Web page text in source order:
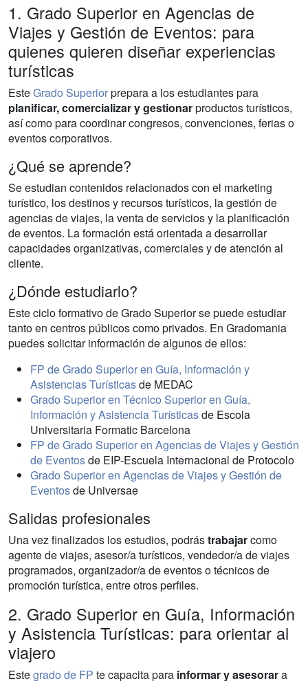
1. Grado Superior en Agencias de
Viajes y Gestión de Eventos: para
quienes quieren diseñar experiencias
turísticas
EsteGrado Superiorprepara a los estudiantes para
planificar, comercializar y gestionarproductos turísticos,
así como para coordinar congresos, convenciones, ferias o
eventos corporativos.
¿Qué se aprende?
Se estudian contenidos relacionados con el marketing
turístico, los destinos y recursos turísticos, la gestión de
agencias de viajes, la venta de servicios y la planificación
de eventos. La formación está orientada a desarrollar
capacidades organizativas, comerciales y de atención al
cliente.
¿Dónde estudiarlo?
Este ciclo formativo de Grado Superior se puede estudiar
tanto en centros públicos como privados. En Gradomania
puedes solicitar información de algunos de ellos:
FP de Grado Superior en Guía, Información y
Asistencias Turísticasde MEDAC
Grado Superior en Técnico Superior en Guía,
Información y Asistencia Turísticasde Escola
Universitaria Formatic Barcelona
FP de Grado Superior en Agencias de Viajes y Gestión
de Eventosde EIP-Escuela Internacional de Protocolo
Grado Superior en Agencias de Viajes y Gestión de
Eventosde Universae
Salidas profesionales
Una vez finalizados los estudios, podrástrabajarcomo
agente de viajes, asesor/a turísticos, vendedor/a de viajes
programados, organizador/a de eventos o técnicos de
promoción turística, entre otros perfiles.
2. Grado Superior en Guía, Información
y Asistencia Turísticas: para orientar al
viajero
Estegrado de FP te capacita para informar y asesorara